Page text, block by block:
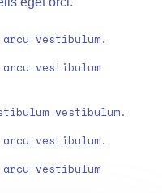
vestibulum.
vestibulum
vestibulum.
vestibulum.
vestibulum